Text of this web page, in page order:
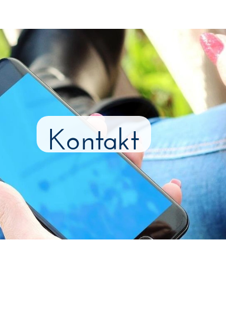
Kontakt